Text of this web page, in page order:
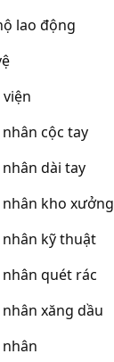
lao động
cộc tay
dài tay
kho xưởng
kỹ thuật
quét rác
xăng dầu